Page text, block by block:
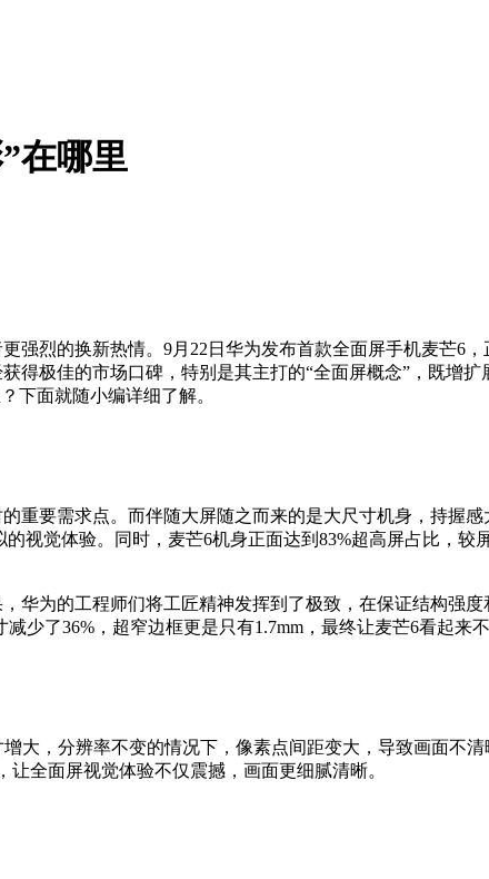
在哪里
强烈的换新热情。9月22日华为发布首款全面屏手机麦芒6
得极佳的市场口碑，特别是其主打的“全面屏概念”，既增
下面就随小编详细了解。
重要需求点。而伴随大屏随之而来的是大尺寸机身，持握
视觉体验。同时，麦芒6机身正面达到83%超高屏占比，较
华为的工程师们将工匠精神发挥到了极致，在保证结构强
少了36%，超窄边框更是只有1.7mm，最终让麦芒6看起来
大，分辨率不变的情况下，像素点间距变大，导致画面不
让全面屏视觉体验不仅震撼，画面更细腻清晰。